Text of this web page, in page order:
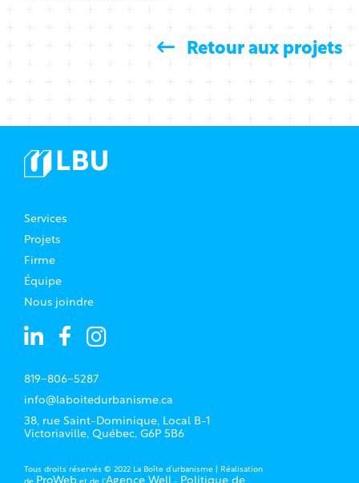
Retour aux projets
Services
Projets
Firme
Équipe
Nous joindre
819-806-5287
info@laboitedurbanisme.ca
38, rue Saint-Dominique, Local B-1
Victoriaville, Québec, G6P 5B6
Tous droits réservés © 2022 La Boîte d’urbanisme | Réalisation